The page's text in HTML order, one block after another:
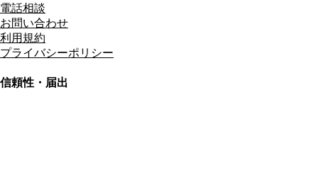
電話相談
お問い合わせ
利用規約
プライバシーポリシー
信頼性・届出